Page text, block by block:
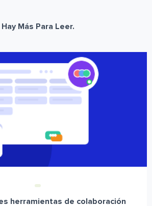
Hay Más Para Leer.
herramientas de colaboración